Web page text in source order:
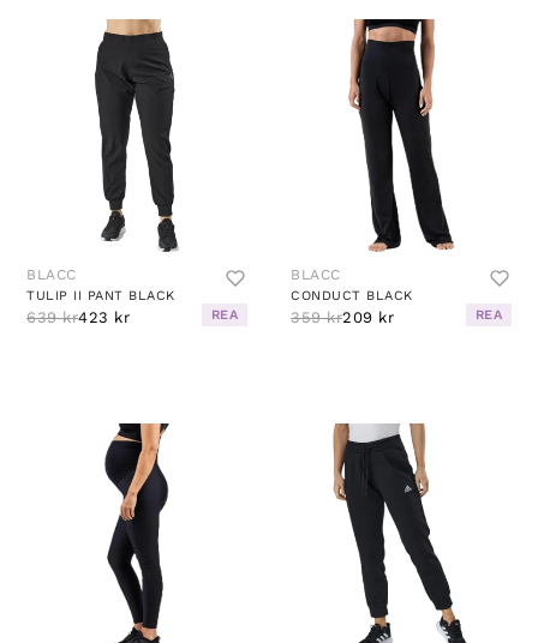
BLACC
TULIP II PANT BLACK
639 kr423 kr REA
BLACC
CONDUCT BLACK
359 kr209 kr REA